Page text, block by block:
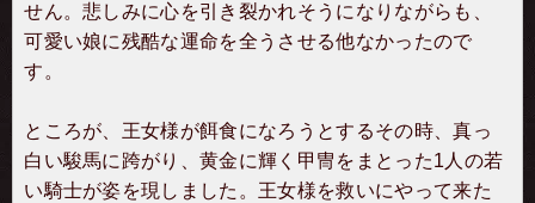
せん。悲しみに心を引き裂かれそうになりながらも、
可愛い娘に残酷な運命を全うさせる他なかったので
す。
ところが、王女様が餌食になろうとするその時、真っ
白い駿馬に跨がり、黄金に輝く甲冑をまとった1人の若
い騎士が姿を現しました。王女様を救いにやって来た